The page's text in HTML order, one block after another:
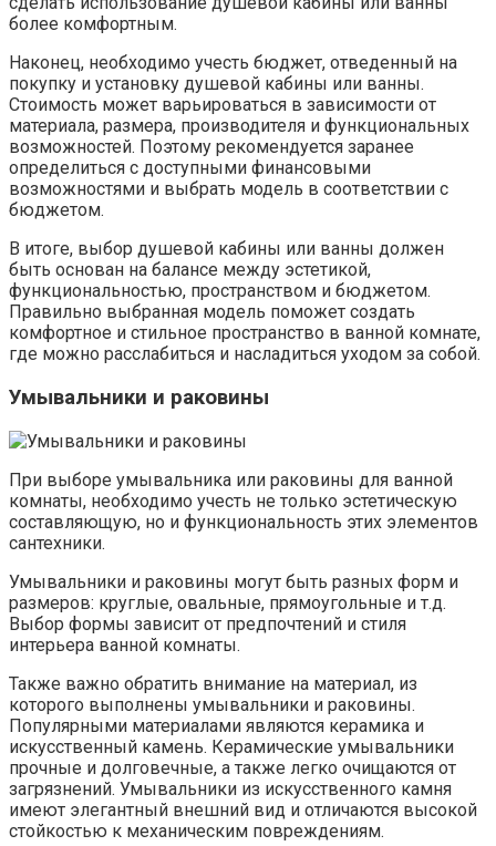
более комфортным.
Наконец, необходимо учесть бюджет, отведенный на
покупку и установку душевой кабины или ванны.
Стоимость может варьироваться в зависимости от
материала, размера, производителя и функциональных
возможностей. Поэтому рекомендуется заранее
определиться с доступными финансовыми
возможностями и выбрать модель в соответствии с
бюджетом.
В итоге, выбор душевой кабины или ванны должен
быть основан на балансе между эстетикой,
функциональностью, пространством и бюджетом.
Правильно выбранная модель поможет создать
комфортное и стильное пространство в ванной комнате,
где можно расслабиться и насладиться уходом за собой.
Умывальники и раковины
При выборе умывальника или раковины для ванной
комнаты, необходимо учесть не только эстетическую
составляющую, но и функциональность этих элементов
сантехники.
Умывальники и раковины могут быть разных форм и
размеров: круглые, овальные, прямоугольные и т.д.
Выбор формы зависит от предпочтений и стиля
интерьера ванной комнаты.
Также важно обратить внимание на материал, из
которого выполнены умывальники и раковины.
Популярными материалами являются керамика и
искусственный камень. Керамические умывальники
прочные и долговечные, а также легко очищаются от
загрязнений. Умывальники из искусственного камня
имеют элегантный внешний вид и отличаются высокой
стойкостью к механическим повреждениям.